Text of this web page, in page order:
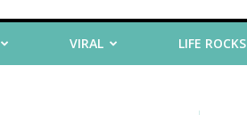
VIRAL LIFE ROCKS